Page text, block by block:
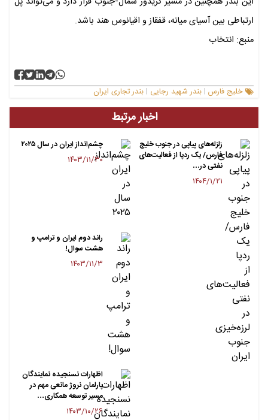
ارتباطی بین آسیای میانه، قفقاز و اقیانوس هند باشد.
منبع: انتخاب
خلیج فارس | بندر شهید رجایی | بندر تجاری ایران
اخبار مرتبط
زلزله‌های پیاپی در جنوب خلیج
فارس/ یک ردپا از فعالیت‌های
نفتی در…
۱۴۰۴/۱/۲۱
چشم‌انداز ایران در سال ۲۰۲۵
۱۴۰۳/۱۱/۳۰
راند دوم ایران و ترامپ و
هشت سوال!
۱۴۰۳/۱۱/۳
اظهارات نسنجیده نمایندگان
پارلمان نروژ مانعی مهم در
مسیر توسعه همکاری…
۱۴۰۳/۱۰/۲۶